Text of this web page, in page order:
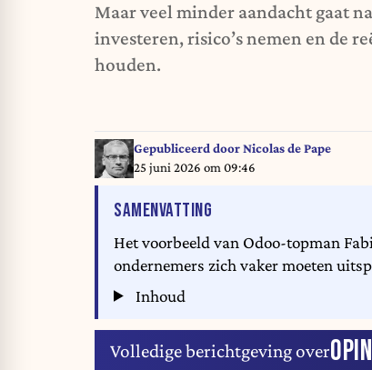
Maar veel minder aandacht gaat
investeren, risico’s nemen en de
houden.
Gepubliceerd doorNicolas de Pape
25 juni 2026 om 09:46
SAMENVATTING
Het voorbeeld van Odoo-topman
ondernemers zich vaker moeten
Inhoud
Volledige berichtgeving over